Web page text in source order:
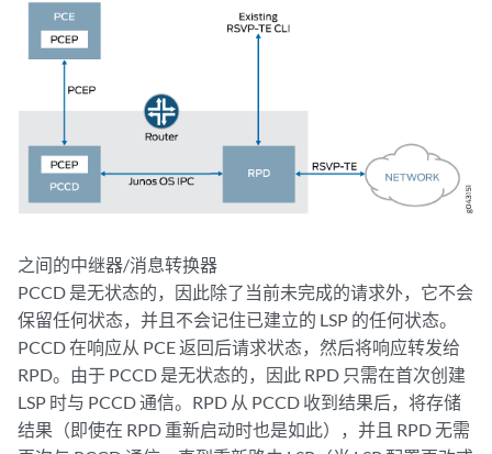
之间的中继器/消息转换器
PCCD 是无状态的，因此除了当前未完成的请求外，它不会
保留任何状态，并且不会记住已建立的 LSP 的任何状态。
PCCD 在响应从 PCE 返回后请求状态，然后将响应转发给
RPD。由于 PCCD 是无状态的，因此 RPD 只需在首次创建
LSP 时与 PCCD 通信。RPD 从 PCCD 收到结果后，将存储
结果（即使在 RPD 重新启动时也是如此），并且 RPD 无需